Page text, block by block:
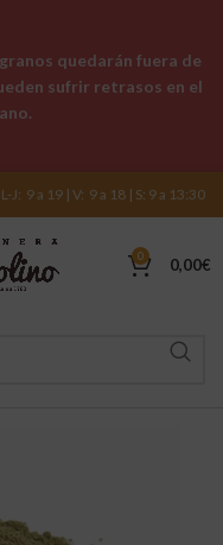
L-J: 9 a 19 | V: 9 a 18 | S: 9 a 13:30
0 0,00€
quedarán fuera de
sufrir retrasos en el